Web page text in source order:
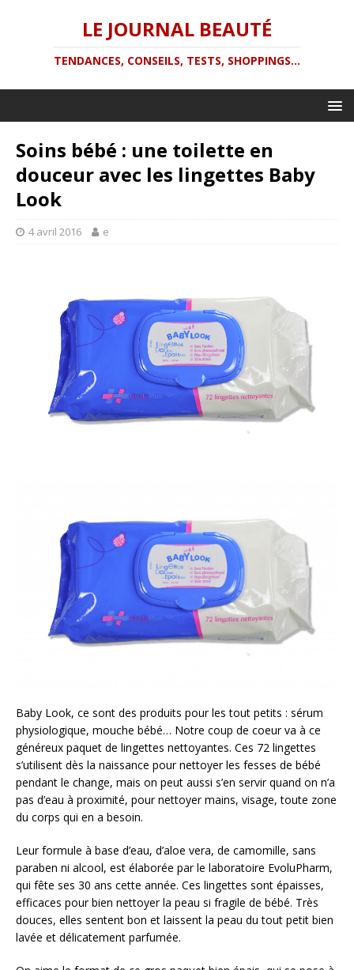
LE JOURNAL BEAUTÉ
TENDANCES, CONSEILS, TESTS, SHOPPINGS...
Soins bébé : une toilette en
douceur avec les lingettes Baby
Look
4 avril 2016 e
Baby Look, ce sont des produits pour les tout petits : sérum
physiologique, mouche bébé… Notre coup de coeur va à ce
généreux paquet de lingettes nettoyantes. Ces 72 lingettes
s’utilisent dès la naissance pour nettoyer les fesses de bébé
pendant le change, mais on peut aussi s’en servir quand on n’a
pas d’eau à proximité, pour nettoyer mains, visage, toute zone
du corps qui en a besoin.
Leur formule à base d’eau, d’aloe vera, de camomille, sans
paraben ni alcool, est élaborée par le laboratoire EvoluPharm,
qui fête ses 30 ans cette année. Ces lingettes sont épaisses,
efficaces pour bien nettoyer la peau si fragile de bébé. Très
douces, elles sentent bon et laissent la peau du tout petit bien
lavée et délicatement parfumée.